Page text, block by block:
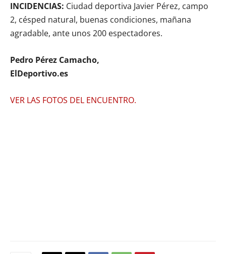
INCIDENCIAS: Ciudad deportiva Javier Pérez, campo
2, césped natural, buenas condiciones, mañana
agradable, ante unos 200 espectadores.
Pedro Pérez Camacho,
ElDeportivo.es
VER LAS FOTOS DEL ENCUENTRO.